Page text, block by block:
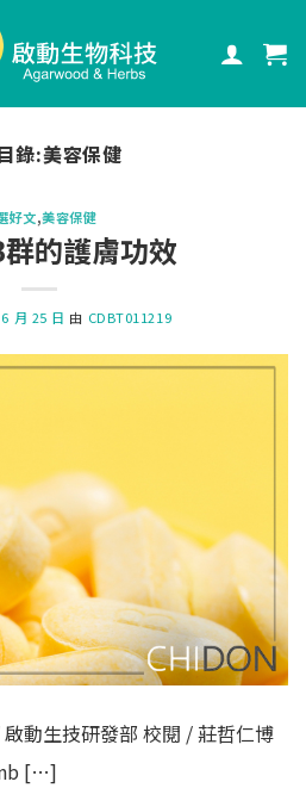
錄:美容保健
好文,美容保健
的護膚功效
月 25 日 由 CDBT011219
動生技研發部 校閱 / 莊哲仁博
[…]